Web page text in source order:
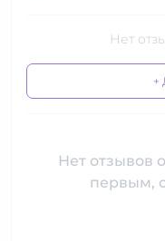
Нет
+
Нет отзывов
первым,